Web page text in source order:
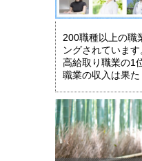
200職種以上の職
ングされています
高給取り職業の1
職業の収入は果た